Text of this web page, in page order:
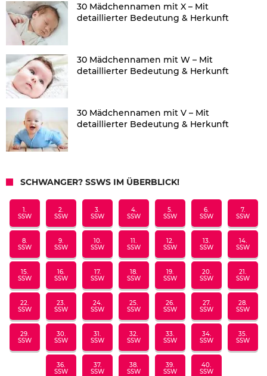
30 Mädchennamen mit X – Mit
detaillierter Bedeutung & Herkunft
30 Mädchennamen mit W – Mit
detaillierter Bedeutung & Herkunft
30 Mädchennamen mit V – Mit
detaillierter Bedeutung & Herkunft
SCHWANGER? SSWS IM ÜBERBLICK!
1.
SSW
2.
SSW
3.
SSW
4.
SSW
5.
SSW
6.
SSW
7.
SSW
8.
SSW
9.
SSW
10.
SSW
11.
SSW
12.
SSW
13.
SSW
14.
SSW
15.
SSW
16.
SSW
17.
SSW
18.
SSW
19.
SSW
20.
SSW
21.
SSW
22.
SSW
23.
SSW
24.
SSW
25.
SSW
26.
SSW
27.
SSW
28.
SSW
29.
SSW
30.
SSW
31.
SSW
32.
SSW
33.
SSW
34.
SSW
35.
SSW
36.
SSW
37.
SSW
38.
SSW
39.
SSW
40.
SSW